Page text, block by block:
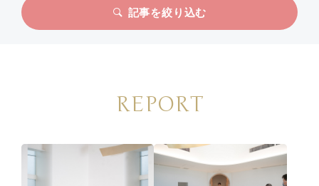
記事を絞り込む
REPORT